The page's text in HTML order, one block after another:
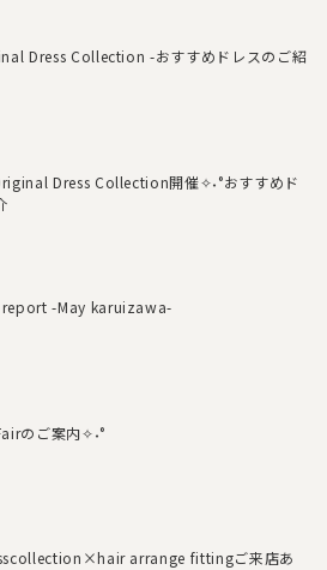
Dress Collection -おすすめドレスのご紹
Dress Collection開催✧˖°おすすめド
-May karuizawa-
のご案内✧˖°
arrange fittingご来店あ